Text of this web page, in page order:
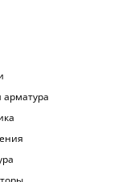
арматура